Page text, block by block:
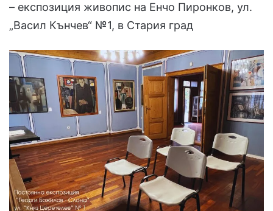
– експозиция живопис на Енчо Пиронков, ул.
„Васил Кънчев“ №1, в Стария град